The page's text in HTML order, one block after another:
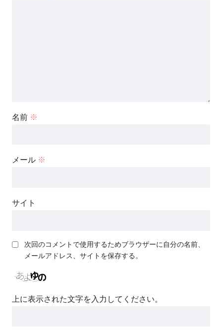
名前 ※
メール ※
サイト
次回のコメントで使用するためブラウザーに自分の名前、
メールアドレス、サイトを保存する。
上に表示された文字を入力してください。